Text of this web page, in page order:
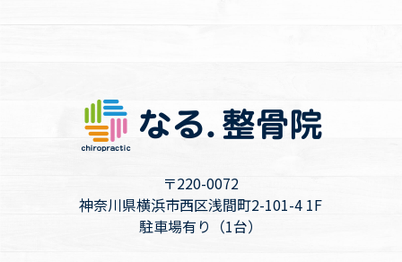
〒220-0072
神奈川県横浜市西区浅間町2-101-4 1F
駐車場有り（1台）